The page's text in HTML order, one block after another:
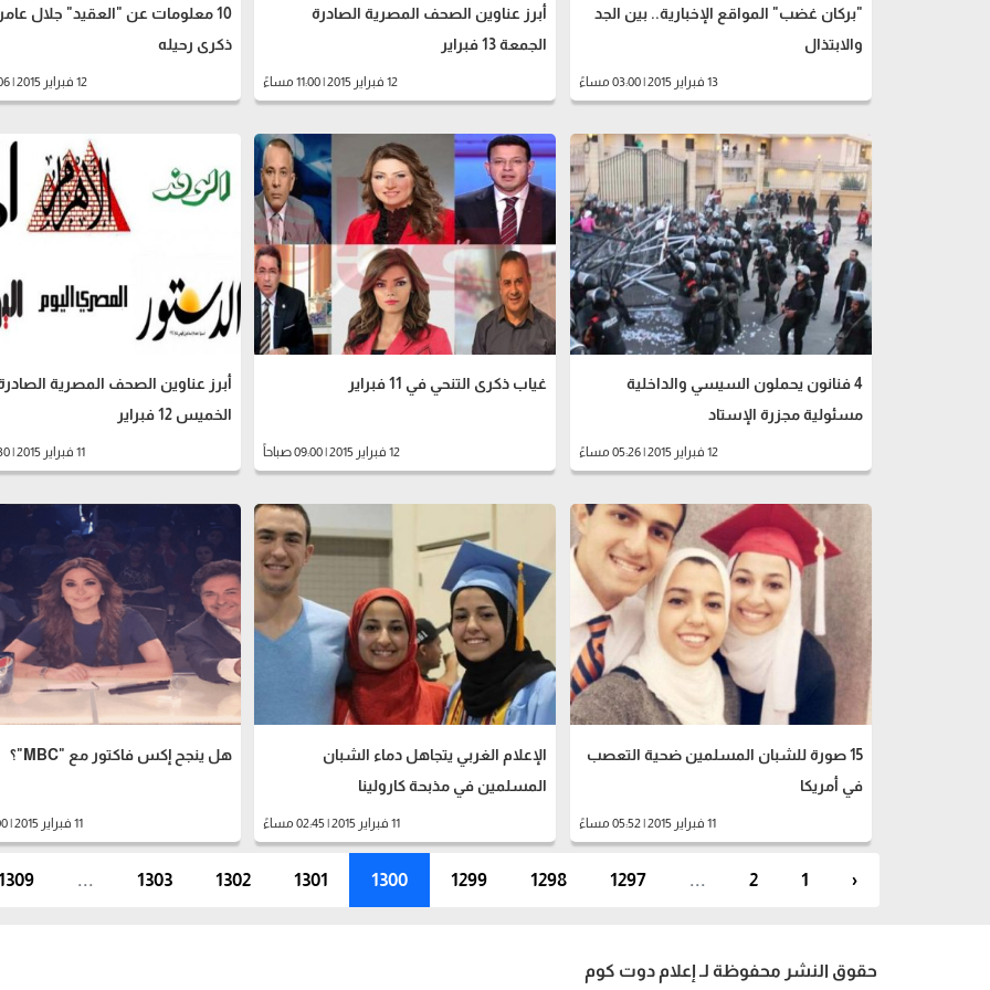
"بركان غضب" المواقع الإخبارية.. بين الجد
والابتذال
13 فبراير 2015 | 03:00 مساءً
أبرز عناوين الصحف المصرية الصادرة
الجمعة 13 فبراير
12 فبراير 2015 | 11:00 مساءً
10 معلومات عن "العقيد" جلال
ذكرى رحيله
12 فبراير 2015 | 08:06 مساءً
4 فنانون يحملون السيسي والداخلية
مسئولية مجزرة الإستاد
12 فبراير 2015 | 05:26 مساءً
غياب ذكرى التنحي في 11 فبراير
12 فبراير 2015 | 09:00 صباحاً
أبرز عناوين الصحف المصرية
الخميس 12 فبراير
11 فبراير 2015 | 09:30 مساءً
15 صورة للشبان المسلمين ضحية التعصب
في أمريكا
11 فبراير 2015 | 05:52 مساءً
‫الإعلام الغربي يتجاهل دماء الشبان
11 فبراير 2015 | 02:45 مساءً
هل ينجح إكس فاكتور مع "MBC"؟
11 فبراير 2015 | 01:00 مساءً
‹
1
2
...
1297
1298
1299
1300
1301
1302
1303
...
حقوق النشر محفوظة لـ إعلام دوت كوم